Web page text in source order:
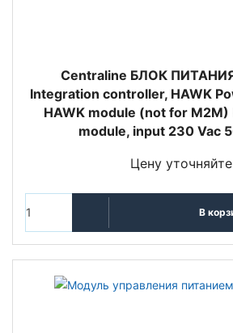
Centraline БЛОК ПИТАНИЯ
Integration controller, HAWK
HAWK module (not for
module, input 230 Vac
Цену уточняйте
В